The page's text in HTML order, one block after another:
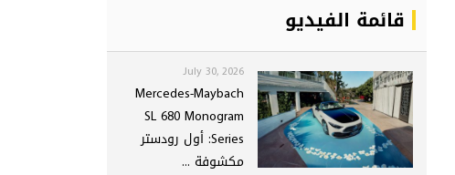
قائمة الفيديو
July 30, 2026
Mercedes-Maybach
SL 680 Monogram
Series: أول رودستر
مكشوفة ...